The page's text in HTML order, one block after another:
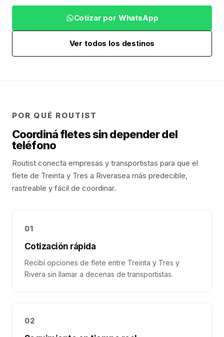
Cotizar por WhatsApp
Ver todos los destinos
POR QUÉ ROUTIST
Coordiná fletes sin depender del
teléfono
Routist conecta empresas y transportistas para que el
flete de Treinta y Tres a Riverasea más predecible,
rastreable y fácil de coordinar.
01
Cotización rápida
Recibí opciones de flete entre Treinta y Tres y
Rivera sin llamar a decenas de transportistas.
02